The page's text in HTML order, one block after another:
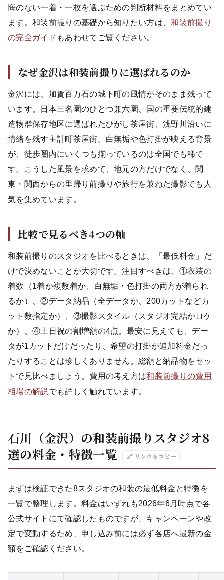
悔のない一着・一枚を選ぶための判断材料をまとめてい
ます。和装前撮りの基礎から知りたい方は、和装前撮り
の完全ガイド もあわせてご覧ください。
なぜ金沢は和装前撮りに選ばれるのか
金沢には、加賀百万石の城下町の風情がそのまま残って
います。日本三名園のひとつ兼六園、国の重要伝統的建
造物群保存地区に選ばれたひがし茶屋街、浅野川沿いに
情緒を残す主計町茶屋街。白無垢や色打掛が映える背景
が、徒歩圏内にいくつも揃っているのは全国でも稀で
す。こうした風景を求めて、地元の方だけでなく、関
東・関西からの里帰り前撮りや旅行を兼ねた撮影でも人
気を集めています。
比較で見るべき4つの軸
和装前撮りのスタジオを比べるときは、「最低料金」だ
けで決めないことが大切です。注目すべきは、①衣装の
着数（1着か複数着か、白無垢・色打掛の両方が着られ
るか）、②データ納品（全データか、200カットなどカ
ット数指定か）、③撮影スタイル（スタジオ完結かロケ
か）、④土日祝の割増額の4点。最安に見えても、デー
タが1カットだけだったり、希望の打掛が追加料金だっ
たりすることは珍しくありません。総額と納品物をセッ
トで見比べましょう。費用の考え方は和装前撮りの費用
相場の解説 でも詳しく触れています。
石川（金沢）の和装前撮りスタジオ8
選の料金・特徴一覧
🔗 リンクをコピー
まずは検証できた8スタジオの和装の最低料金と特徴を
一覧で整理します。料金はいずれも2026年6月時点で各
公式サイトにて確認したものですが、キャンペーンや改
定で変動するため、申し込み前には必ず各店へ最新の金
額をご確認ください。